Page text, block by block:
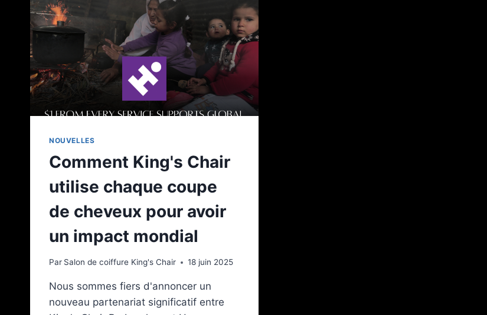
NOUVELLES
Comment King's Chair
utilise chaque coupe
de cheveux pour avoir
un impact mondial
Par Salon de coiffure King's Chair 18 juin 2025
Nous sommes fiers d'annoncer un
nouveau partenariat significatif entre